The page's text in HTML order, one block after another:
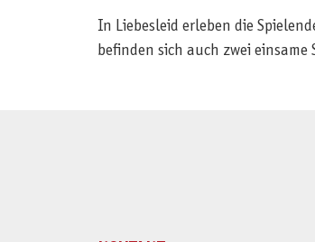
In Liebesleid erleben die
befinden sich auch zwei